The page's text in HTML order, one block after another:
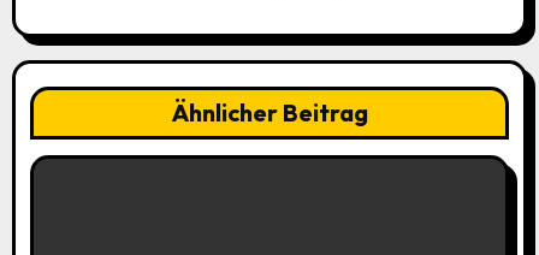
s
n
a
v
Ähnlicher Beitrag